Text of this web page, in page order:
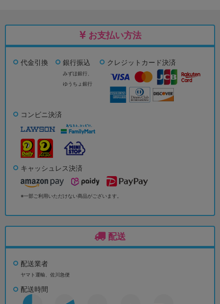
お支払い方法
代金引換 銀行振込
みずほ銀行、
ゆうちょ銀行
クレジットカード決済
コンビニ決済
キャッシュレス決済
※一部ご利用いただけない商品がございます。
配送
配送業者
ヤマト運輸、佐川急便
配送時間